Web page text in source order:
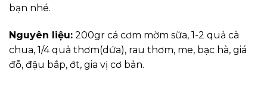
bạn nhé.
Nguyên liệu: 200gr cá cơm mờm sữa, 1-2 quả cà
chua, 1/4 quả thơm(dứa), rau thơm, me, bạc hà, giá
đỗ, đậu bắp, ớt, gia vị cơ bản.